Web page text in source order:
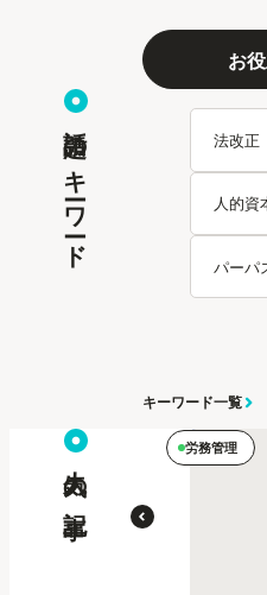
お
話題のキーワード 法改正
人的資
パーパ
キーワード一覧
人気の記事
労務管理